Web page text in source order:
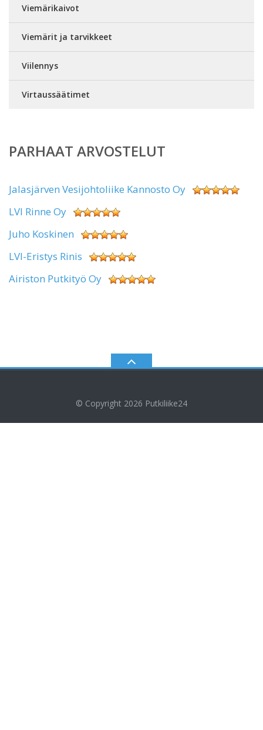
Viemärikaivot
Viemärit ja tarvikkeet
Viilennys
Virtaussäätimet
PARHAAT ARVOSTELUT
Jalasjärven Vesijohtoliike Kannosto Oy
LVI Rinne Oy
Juho Koskinen
LVI-Eristys Rinis
Airiston Putkityö Oy
© Copyright 2026 Putkiliike24